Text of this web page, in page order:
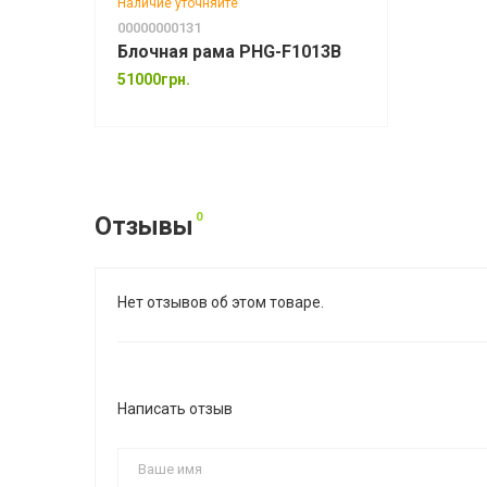
Наличие уточняйте
00000000131
Блочная рама PHG-F1013B
51000грн.
Отзывы 0
Нет отзывов об этом товаре.
Написать отзыв